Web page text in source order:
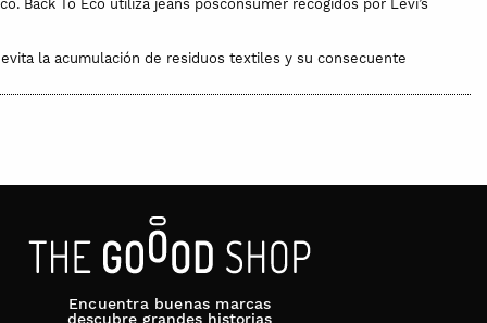
Back To Eco utiliza jeans posconsumer recogidos por Levi’s
la acumulación de residuos textiles y su consecuente
Encuentra buenas marcas
descubre grandes historias